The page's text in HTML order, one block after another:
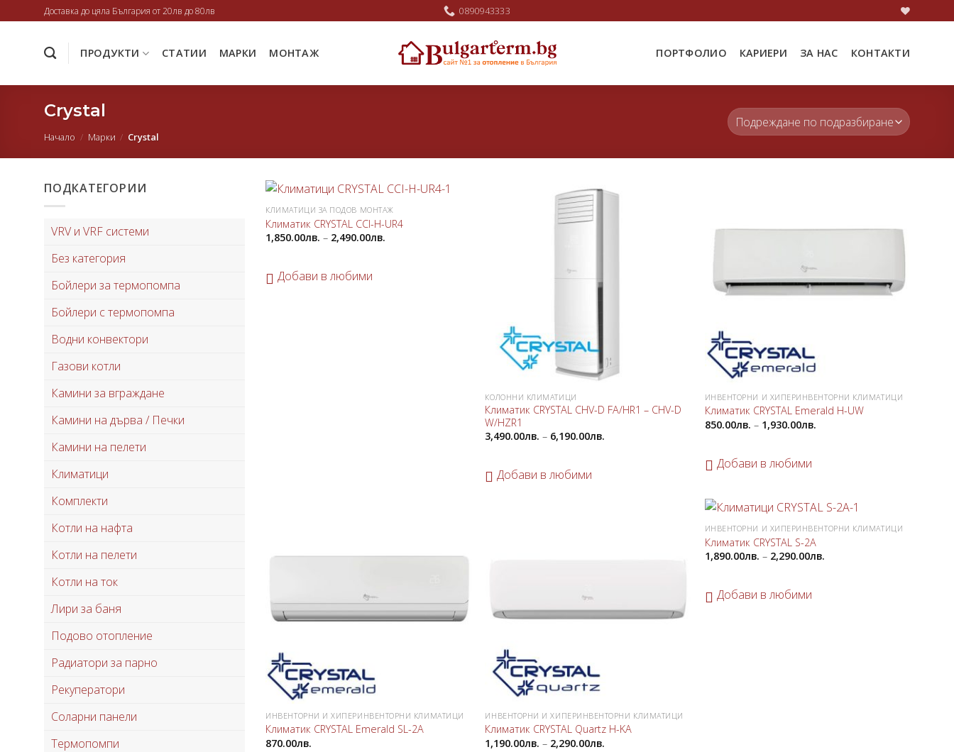
to
Доставка до цяла България от 20лв до 80лв 0890943333
ПРОДУКТИ СТАТИИ МАРКИ МОНТАЖ ПОРТФОЛИО КАРИЕРИ ЗА НАС КОНТАКТИ
Crystal
Начало / Марки / Crystal
ПОДКАТЕГОРИИ
VRV и VRF системи
Без категория
Бойлери за термопомпа
Бойлери с термопомпа
Водни конвектори
Газови котли
Камини за вграждане
Камини на дърва / Печки
Камини на пелети
Климатици
Комплекти
Котли на нафта
Котли на пелети
Котли на ток
Лири за баня
Подово отопление
Радиатори за парно
Рекуператори
Соларни панели
Термопомпи
КЛИМАТИЦИ ЗА ПОДОВ МОНТАЖ
Климатик CRYSTAL CCI-H-UR4
1,850.00лв. – 2,490.00лв.
Добави в любими
КОЛОННИ КЛИМАТИЦИ
Климатик CRYSTAL CHV-D FA/HR1 – CHV-D
W/HZR1
3,490.00лв. – 6,190.00лв.
Добави в любими
в
ИНВЕНТОРНИ И ХИПЕРИНВЕНТОРНИ КЛИМАТИЦИ
Климатик CRYSTAL Emerald H-UW
850.00лв. – 1,930.00лв.
Добави в любими
любими
ИНВЕНТОРНИ И ХИПЕРИНВЕНТОРНИ КЛИМАТИЦИ
Климатик CRYSTAL Emerald SL-2A
870.00лв.
ИНВЕНТОРНИ И ХИПЕРИНВЕНТОРНИ КЛИМАТИЦИ
Климатик CRYSTAL Quartz H-KA
1,190.00лв. – 2,290.00лв.
ИНВЕНТОРНИ И ХИПЕРИНВЕНТОРНИ КЛИМАТИЦИ
Климатик CRYSTAL S-2A
1,890.00лв. – 2,290.00лв.
Добави в любими